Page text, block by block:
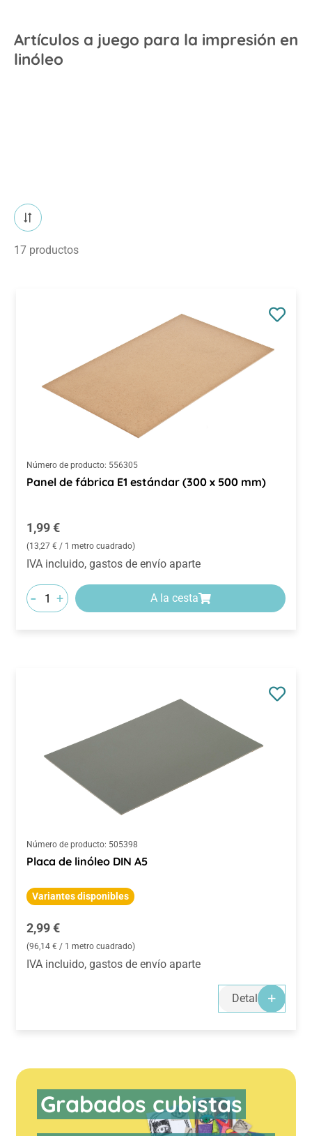
Artículos a juego para la impresión en
linóleo
17 productos
Skip slider
Grabados cubistas
Número de producto: 556305
Panel de fábrica E1 estándar (300 x 500 mm)
Precio normal:
1,99 €
(13,27 € / 1 metro cuadrado)
IVA incluido, gastos de envío aparte
- + A la cesta
Número de producto: 505398
Placa de linóleo DIN A5
Variantes disponibles
Precio normal:
2,99 €
(96,14 € / 1 metro cuadrado)
IVA incluido, gastos de envío aparte
Detalles